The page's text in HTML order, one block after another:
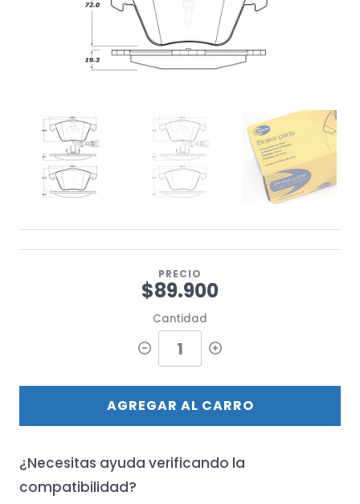
PRECIO
$89.900
Cantidad
AGREGAR AL CARRO
¿Necesitas ayuda verificando la
compatibilidad?